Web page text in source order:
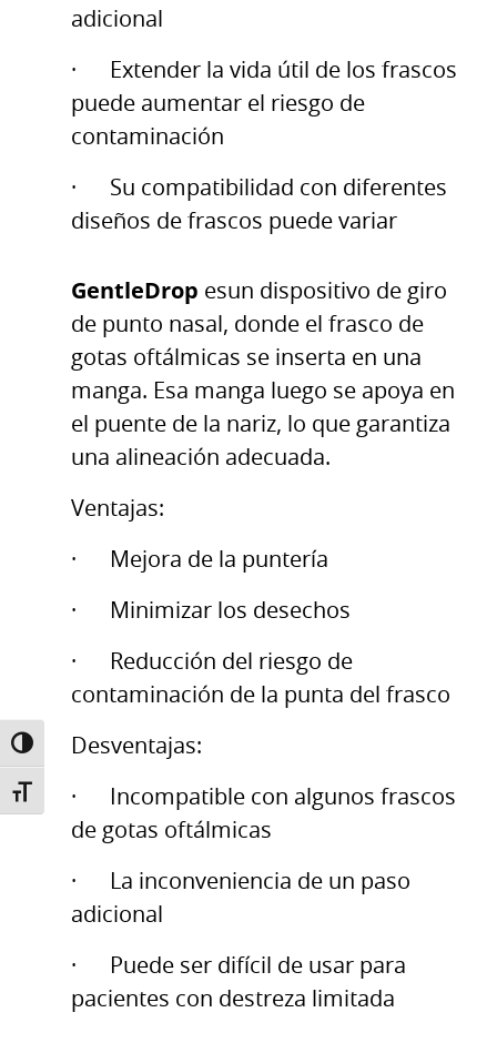
TOGGLE HIGH CONTRAST
TOGGLE FONT SIZE
adicional
· Extender la vida útil de los frascos
puede aumentar el riesgo de
contaminación
· Su compatibilidad con diferentes
diseños de frascos puede variar
GentleDrop esun dispositivo de giro
de punto nasal, donde el frasco de
gotas oftálmicas se inserta en una
manga. Esa manga luego se apoya en
el puente de la nariz, lo que garantiza
una alineación adecuada.
Ventajas:
· Mejora de la puntería
· Minimizar los desechos
· Reducción del riesgo de
contaminación de la punta del frasco
Desventajas:
· Incompatible con algunos frascos
de gotas oftálmicas
· La inconveniencia de un paso
adicional
· Puede ser difícil de usar para
pacientes con destreza limitada